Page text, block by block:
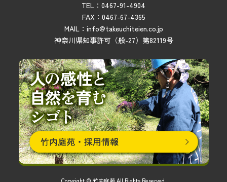
TEL：0467-91-4904
FAX：0467-67-4365
MAIL：info@takeuchiteien.co.jp
神奈川県知事許可（般-27）第82119号